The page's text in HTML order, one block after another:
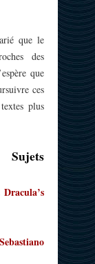
que le
des
que
ces
plus